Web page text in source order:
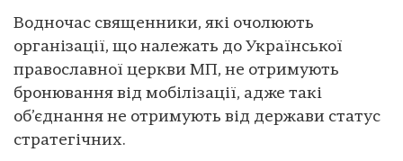
Водночас священники, які очолюють
організації, що належать до Української
православної церкви МП, не отримують
бронювання від мобілізації, адже такі
об’єднання не отримують від держави статус
стратегічних.